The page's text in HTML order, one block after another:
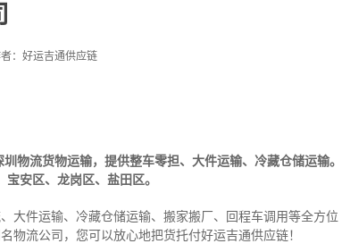
：好运吉通供应链
物流货物运输，提供整车零担、大件运输、冷藏仓储运输。
安区、龙岗区、盐田区。
大件运输、冷藏仓储运输、搬家搬厂、回程车调用等全方位
物流公司，您可以放心地把货托付好运吉通供应链！